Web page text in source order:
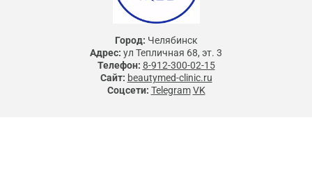
Город: Челябинск
Адрес: ул Тепличная 68, эт. 3
Телефон: 8-912-300-02-15
Сайт: beautymed-clinic.ru
Соцсети: Telegram VK